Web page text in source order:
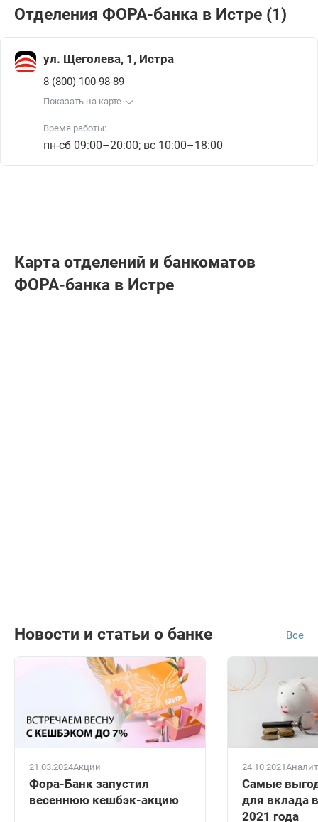
Отделения ФОРА-банкa в Истре (1)
ул. Щеголева, 1, Истра
8 (800) 100-98-89
Показать на карте
Время работы:
пн-сб 09:00–20:00; вс 10:00–18:00
Карта отделений и банкоматов
ФОРА-банкa в Истре
Новости и статьи о банке Все
21.03.2024Акции
Фора-Банк запустил
весеннюю кешбэк-акцию
24.10.2021
Самые
для вклада
2021 года